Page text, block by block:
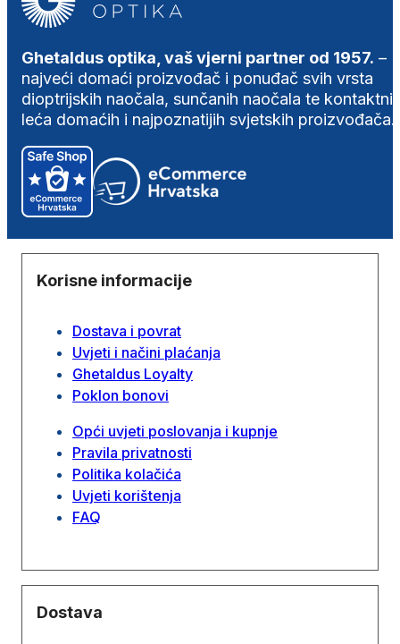
Ghetaldus optika, vaš vjerni partner od 1957. –
najveći domaći proizvođač i ponuđač svih vrsta
dioptrijskih naočala, sunčanih naočala te
leća domaćih i najpoznatijih svjetskih proizvođača.
Korisne informacije
Dostava i povrat
Uvjeti i načini plaćanja
Ghetaldus Loyalty
Poklon bonovi
Opći uvjeti poslovanja i kupnje
Pravila privatnosti
Politika kolačića
Uvjeti korištenja
FAQ
Dostava